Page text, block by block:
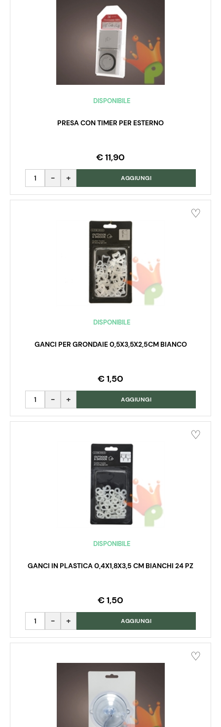
DISPONIBILE
PRESA CON TIMER PER ESTERNO
€ 11,90
Quantità AGGIUNGI
DISPONIBILE
GANCI PER GRONDAIE 0,5X3,5X2,5CM BIANCO
€ 1,50
Quantità AGGIUNGI
DISPONIBILE
GANCI IN PLASTICA 0,4X1,8X3,5 CM BIANCHI 24 PZ
€ 1,50
Quantità AGGIUNGI